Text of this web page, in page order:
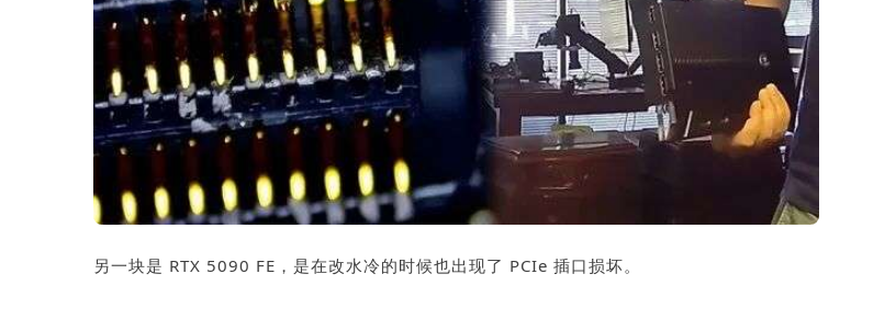
另一块是 RTX 5090 FE，是在改水冷的时候也出现了 PCIe 插口损坏。